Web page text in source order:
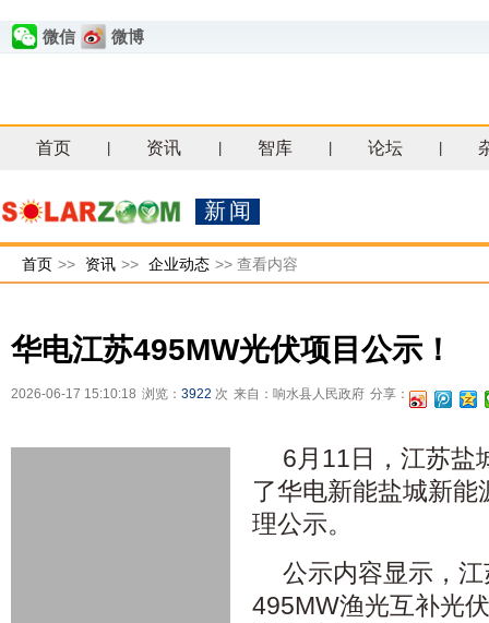
微信 微博
首页 资讯 智库 论坛
新闻
首页 >> 资讯 >> 企业动态 >> 查看内容
华电江苏495MW光伏项目公示！
2026-06-17 15:10:18 浏览： 3922 次 来自：响水县人民政府 分享：
6月11日，江苏盐
了华电新能盐城新
理公示。
公示内容显示，
495MW渔光互补光